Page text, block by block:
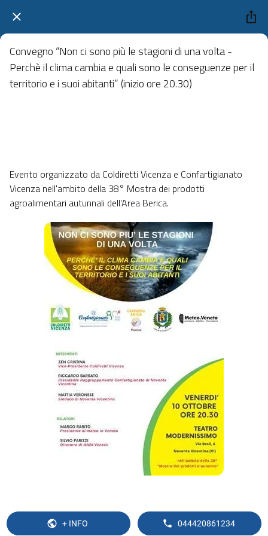
Convegno “Non ci sono più le stagioni di una volta -
Perchè il clima cambia e quali sono le conseguenze per il
territorio e i suoi abitanti” (inizio ore 20.30)
Evento organizzato da Coldiretti Vicenza e Confartigianato
Vicenza nell'ambito della 38° Mostra dei prodotti
agroalimentari autunnali dell'Area Berica.
+ INFO 044420861234